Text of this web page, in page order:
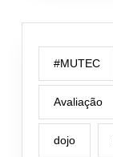
#MUTEC
Avaliação
dojo